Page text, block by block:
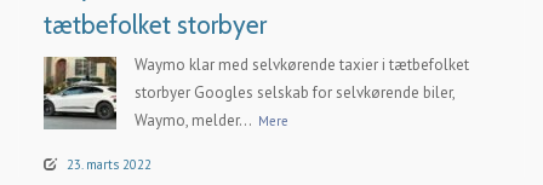
tætbefolket storbyer
Waymo klar med selvkørende taxier i tætbefolket
storbyer Googles selskab for selvkørende biler,
Waymo, melder... Mere
23. marts 2022